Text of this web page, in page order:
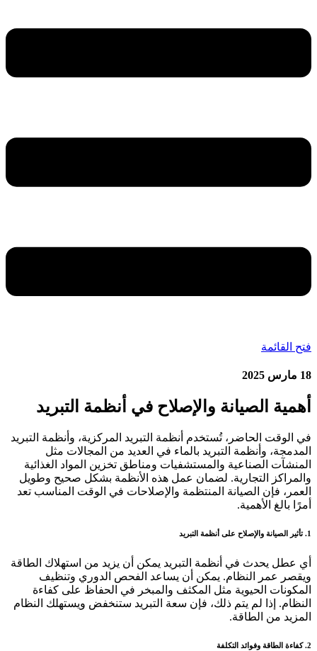
فتح القائمة
18 مارس 2025
أهمية الصيانة والإصلاح في أنظمة التبريد
في الوقت الحاضر، تُستخدم أنظمة التبريد المركزية، وأنظمة التبريد
المدمجة، وأنظمة التبريد بالماء في العديد من المجالات مثل
المنشآت الصناعية والمستشفيات ومناطق تخزين المواد الغذائية
والمراكز التجارية. لضمان عمل هذه الأنظمة بشكل صحيح وطويل
العمر، فإن الصيانة المنتظمة والإصلاحات في الوقت المناسب تعد
أمرًا بالغ الأهمية.
1. تأثير الصيانة والإصلاح على أنظمة التبريد
أي عطل يحدث في أنظمة التبريد يمكن أن يزيد من استهلاك الطاقة
ويقصر عمر النظام. يمكن أن يساعد الفحص الدوري وتنظيف
المكونات الحيوية مثل المكثف والمبخر في الحفاظ على كفاءة
النظام. إذا لم يتم ذلك، فإن سعة التبريد ستنخفض ويستهلك النظام
المزيد من الطاقة.
2. كفاءة الطاقة وفوائد التكلفة